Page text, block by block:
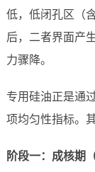
低，低闭孔区（
后，二者界面产
力骤降。
专用硅油正是通
项均匀性指标。
阶段一：成核期